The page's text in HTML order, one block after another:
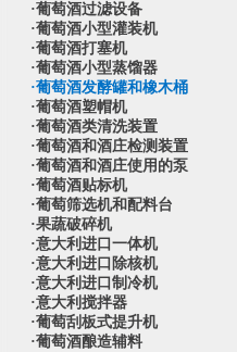
·葡萄酒过滤设备
·葡萄酒小型灌装机
·葡萄酒打塞机
·葡萄酒小型蒸馏器
·葡萄酒发酵罐和橡木桶
·葡萄酒塑帽机
·葡萄酒类清洗装置
·葡萄酒和酒庄检测装置
·葡萄酒和酒庄使用的泵
·葡萄酒贴标机
·葡萄筛选机和配料台
·果蔬破碎机
·意大利进口一体机
·意大利进口除核机
·意大利进口制冷机
·意大利搅拌器
·葡萄刮板式提升机
·葡萄酒酿造辅料